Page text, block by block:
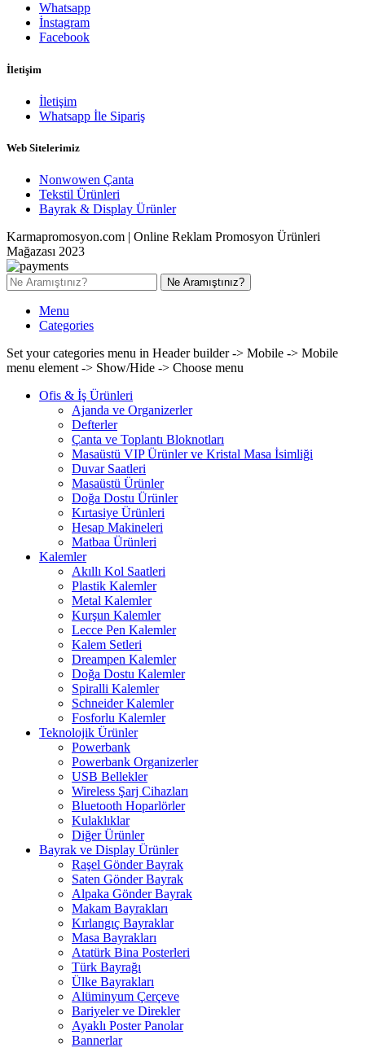
Whatsapp
İnstagram
Facebook
İletişim
İletişim
Whatsapp İle Sipariş
Web Sitelerimiz
Nonwowen Çanta
Tekstil Ürünleri
Bayrak & Display Ürünler
Karmapromosyon.com | Online Reklam Promosyon Ürünleri
Mağazası 2023
Ne Aramıştınız?
Menu
Categories
Set your categories menu in Header builder -> Mobile -> Mobile
menu element -> Show/Hide -> Choose menu
Ofis & İş Ürünleri
Ajanda ve Organizerler
Defterler
Çanta ve Toplantı Bloknotları
Masaüstü VIP Ürünler ve Kristal Masa İsimliği
Duvar Saatleri
Masaüstü Ürünler
Doğa Dostu Ürünler
Kırtasiye Ürünleri
Hesap Makineleri
Matbaa Ürünleri
Kalemler
Akıllı Kol Saatleri
Plastik Kalemler
Metal Kalemler
Kurşun Kalemler
Lecce Pen Kalemler
Kalem Setleri
Dreampen Kalemler
Doğa Dostu Kalemler
Spiralli Kalemler
Schneider Kalemler
Fosforlu Kalemler
Teknolojik Ürünler
Powerbank
Powerbank Organizerler
USB Bellekler
Wireless Şarj Cihazları
Bluetooth Hoparlörler
Kulaklıklar
Diğer Ürünler
Bayrak ve Display Ürünler
Raşel Gönder Bayrak
Saten Gönder Bayrak
Alpaka Gönder Bayrak
Makam Bayrakları
Kırlangıç Bayraklar
Masa Bayrakları
Atatürk Bina Posterleri
Türk Bayrağı
Ülke Bayrakları
Alüminyum Çerçeve
Bariyeler ve Direkler
Ayaklı Poster Panolar
Bannerlar